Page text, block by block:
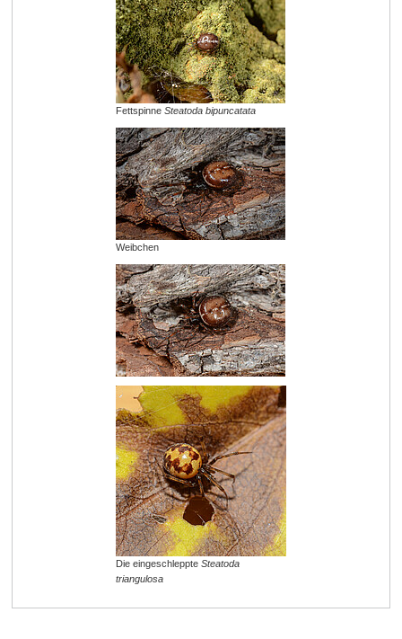
Fettspinne Steatoda bipuncatata
Weibchen
Die eingeschleppte Steatoda
triangulosa